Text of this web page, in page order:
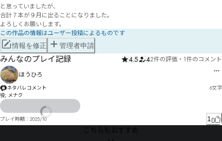
と思っていましたが、
合計７本が９月に出ることになりました。
よろしくお願いします。
この作品の情報はユーザー投稿によるものです
情報を修正 管理者申請
みんなのプレイ記録 4.5 42件の評価 ・ 1件のコメント
ほうひろ
ネタバレコメント 6文字
役; メナク
プレイ時期： 2025/10 1
こちらもおすすめ